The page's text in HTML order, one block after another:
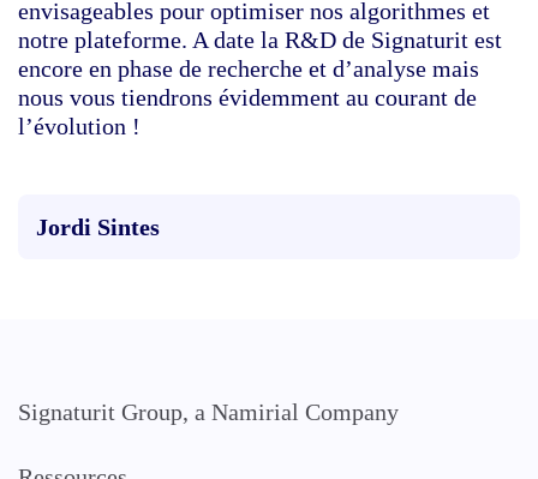
envisageables pour optimiser nos algorithmes et
notre plateforme. A date la R&D de Signaturit est
encore en phase de recherche et d’analyse mais
nous vous tiendrons évidemment au courant de
l’évolution !
Jordi Sintes
Signaturit Group, a Namirial Company